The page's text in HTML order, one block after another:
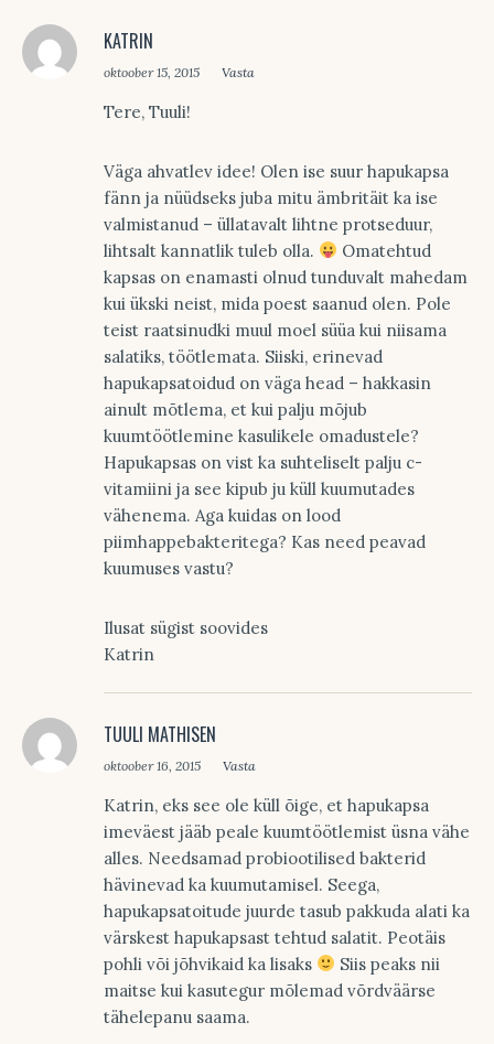
KATRIN
oktoober 15, 2015 Vasta
Tere, Tuuli!
Väga ahvatlev idee! Olen ise suur hapukapsa
fänn ja nüüdseks juba mitu ämbritäit ka ise
valmistanud – üllatavalt lihtne protseduur,
lihtsalt kannatlik tuleb olla.
Omatehtud
kapsas on enamasti olnud tunduvalt mahedam
kui ükski neist, mida poest saanud olen. Pole
teist raatsinudki muul moel süüa kui niisama
salatiks, töötlemata. Siiski, erinevad
hapukapsatoidud on väga head – hakkasin
ainult mõtlema, et kui palju mõjub
kuumtöötlemine kasulikele omadustele?
Hapukapsas on vist ka suhteliselt palju c-
vitamiini ja see kipub ju küll kuumutades
vähenema. Aga kuidas on lood
piimhappebakteritega? Kas need peavad
kuumuses vastu?
Ilusat sügist soovides
Katrin
TUULI MATHISEN
oktoober 16, 2015 Vasta
Katrin, eks see ole küll õige, et hapukapsa
imeväest jääb peale kuumtöötlemist üsna vähe
alles. Needsamad probiootilised bakterid
hävinevad ka kuumutamisel. Seega,
hapukapsatoitude juurde tasub pakkuda alati ka
värskest hapukapsast tehtud salatit. Peotäis
pohli või jõhvikaid ka lisaks
Siis peaks nii
maitse kui kasutegur mõlemad võrdväärse
tähelepanu saama.